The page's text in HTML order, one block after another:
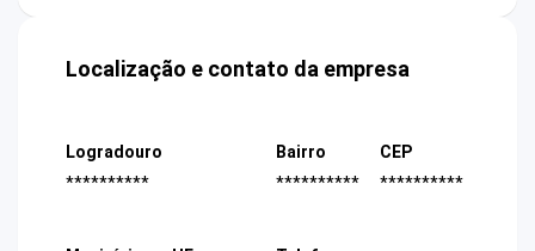
Localização e contato da empresa
Logradouro
**********
Bairro
**********
CEP
**********